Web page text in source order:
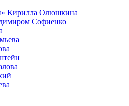
Кирилла Олюшкина
Софиенко